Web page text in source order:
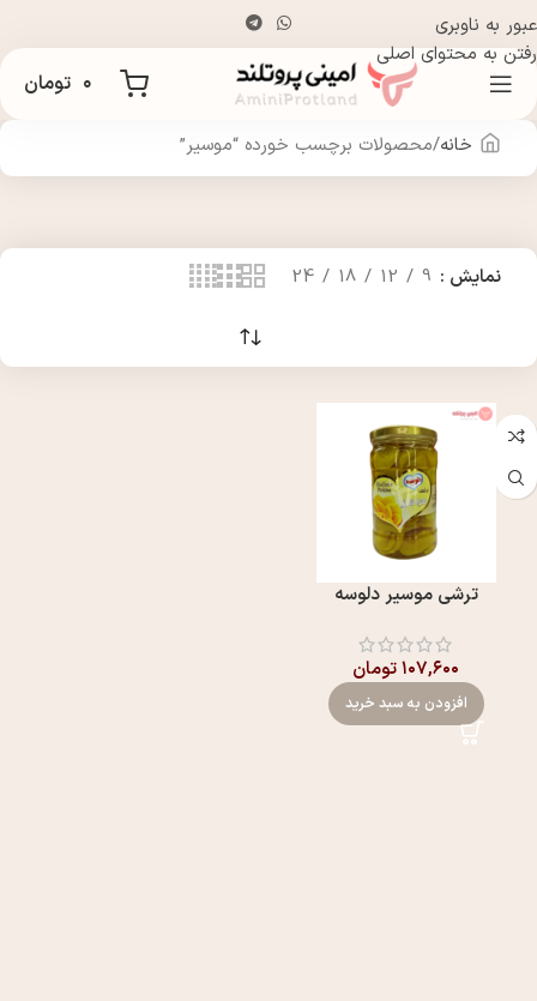
عبور به ناوبری
رفتن به محتوای اصلی
۰ تومان
خانه محصولات برچسب خورده “موسیر”
نمایش 9
12
18
24
ترشی موسیر دلوسه
۱۰۷,۶۰۰تومان
افزودن به سبد خرید